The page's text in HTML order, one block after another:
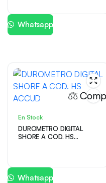
Whatsapp
En Stock
DUROMETRO DIGITAL
SHORE A COD. HS
Whatsapp